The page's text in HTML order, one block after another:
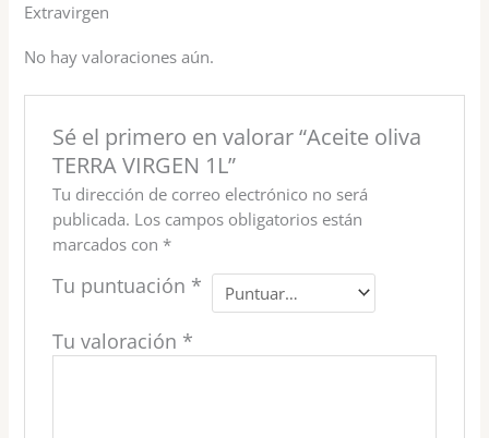
Extravirgen
No hay valoraciones aún.
Sé el primero en valorar “Aceite oliva
TERRA VIRGEN 1L”
Tu dirección de correo electrónico no será
publicada. Los campos obligatorios están
marcados con *
Tu puntuación *
Tu valoración *